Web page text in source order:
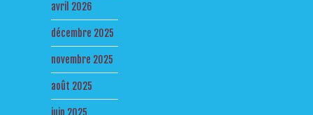
avril 2026
décembre 2025
novembre 2025
août 2025